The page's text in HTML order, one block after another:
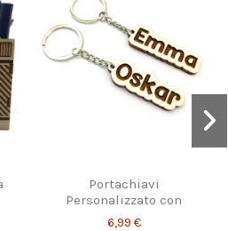
Portachiavi
Personalizzato con
Nome Stile Fumetto
6,99 €